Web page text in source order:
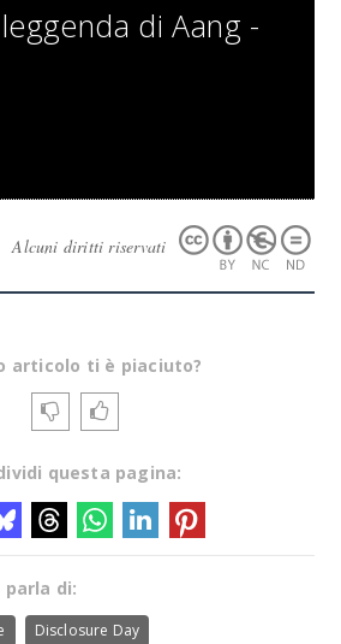
di Aang -
Alcuni diritti riservati
articolo ti è piaciuto?
questa pagina:
di:
Disclosure Day